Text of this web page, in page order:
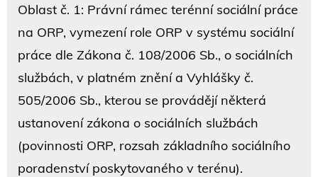
Oblast č. 1: Právní rámec terénní sociální práce
na ORP, vymezení role ORP v systému sociální
práce dle Zákona č. 108/2006 Sb., o sociálních
službách, v platném znění a Vyhlášky č.
505/2006 Sb., kterou se provádějí některá
ustanovení zákona o sociálních službách
(povinnosti ORP, rozsah základního sociálního
poradenství poskytovaného v terénu).